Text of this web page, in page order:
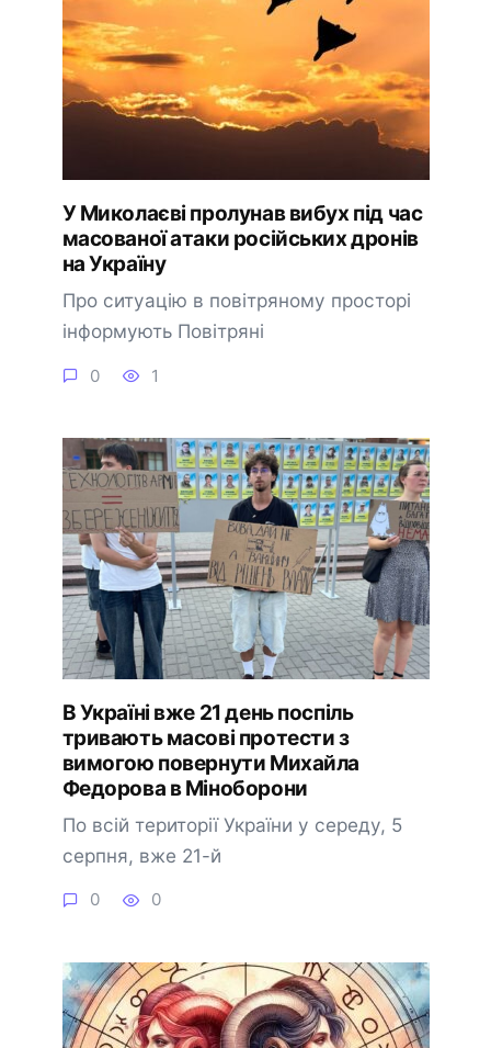
У Миколаєві пролунав вибух під час
масованої атаки російських дронів
на Україну
Про ситуацію в повітряному просторі
інформують Повітряні
0 1
В Україні вже 21 день поспіль
тривають масові протести з
вимогою повернути Михайла
Федорова в Міноборони
По всій території України у середу, 5
серпня, вже 21-й
0 0